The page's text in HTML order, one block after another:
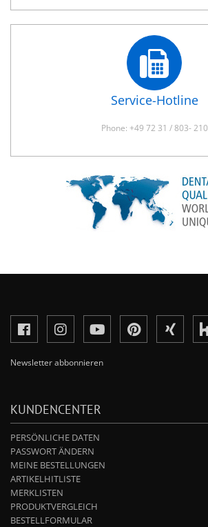
Service-Hotline
Phone: +49 72 31 / 803- 210
Newsletter abbonnieren
KUNDENCENTER
PERSÖNLICHE DATEN
PASSWORT ÄNDERN
MEINE BESTELLUNGEN
ARTIKELHITLISTE
MERKLISTEN
PRODUKTVERGLEICH
BESTELLFORMULAR